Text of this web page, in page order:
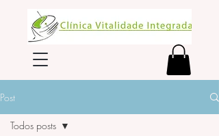
Post
Todos posts